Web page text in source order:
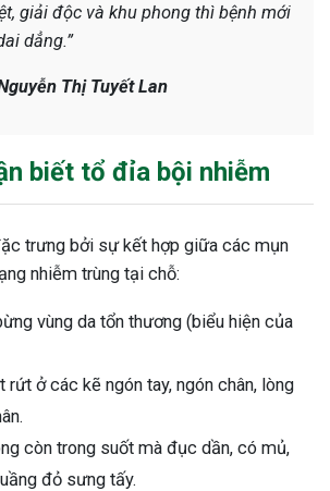
bàn tay,
khô...
giải độc và khu phong thì bệnh mới
dẳng.”
Thị Tuyết Lan
biết tổ đỉa bội nhiễm
trưng bởi sự kết hợp giữa các mụn
nhiễm trùng tại chỗ:
vùng da tổn thương (biểu hiện của
rứt ở các kẽ ngón tay, ngón chân, lòng
còn trong suốt mà đục dần, có mủ,
đỏ sưng tấy.